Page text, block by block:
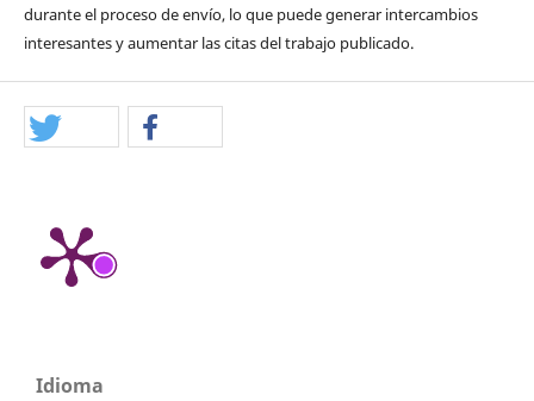
durante el proceso de envío, lo que puede generar intercambios
interesantes y aumentar las citas del trabajo publicado.
Idioma